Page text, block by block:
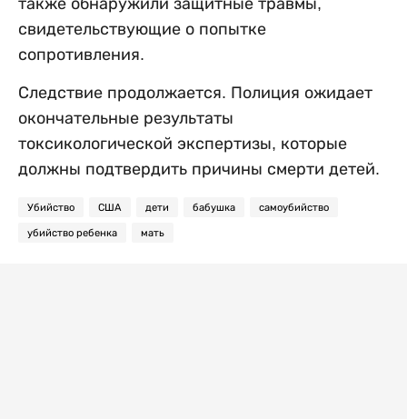
также обнаружили защитные травмы,
свидетельствующие о попытке
сопротивления.
Следствие продолжается. Полиция ожидает
окончательные результаты
токсикологической экспертизы, которые
должны подтвердить причины смерти детей.
Убийство США дети бабушка самоубийство
убийство ребенка мать